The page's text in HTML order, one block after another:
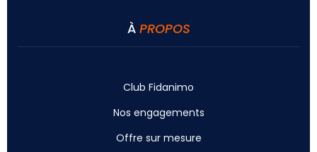
À PROPOS
Club Fidanimo
Nos engagements
Offre sur mesure